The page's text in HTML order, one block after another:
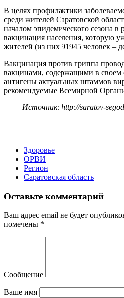
В целях профилактики
среди жителей Саратовской
началом эпидемического сезона в
вакцинация населения, которую
жителей (из них 91945 человек –
Вакцинация против гриппа
вакцинами, содержащими в своем
антигены актуальных штаммов
рекомендуемые Всемирной
Источник: http://saratov-
Здоровье
ОРВИ
Регион
Саратовская область
Оставьте комментарий
Ваш адрес email не будет
помечены *
Сообщение
Ваше имя